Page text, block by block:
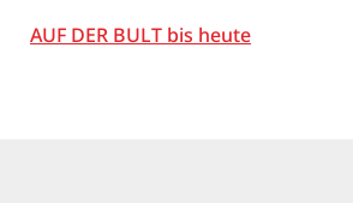
AUF DER BULT bis heute